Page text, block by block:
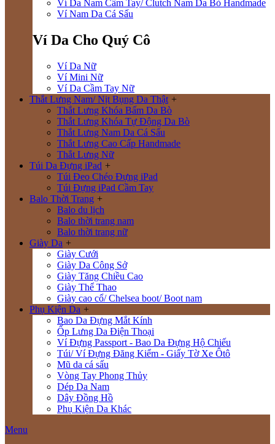
Ví Da Nam Cầm Tay/ Clutch Nam Da Bò Handmade
Ví Nam Da Cá Sấu
Ví Da Cho Quý Cô
Ví Da Nữ
Ví Mini Nữ
Ví Da Cầm Tay Nữ
Thắt Lưng Nam/ Nịt Bụng Da Thật +
Thắt Lưng Khóa Bấm Da Bò
Thắt Lưng Khóa Tự Động Da Bò
Thắt Lưng Nam Da Cá Sấu
Thắt Lưng Cao Cấp Handmade
Thắt Lưng Nữ
Túi Da Đựng iPad +
Túi Đeo Chéo Đựng iPad
Túi Đựng iPad Cầm Tay
Balo Thời Trang +
Balo du lịch
Balo thời trang nam
Balo thời trang nữ
Giày Da +
Giày Cưới
Giày Da Công Sở
Giày Tăng Chiều Cao
Giày Thể Thao
Giày cao cổ/ Chelsea boot/ Boot nam
Phụ Kiện Da +
Bao Da Đựng Mắt Kính
Ốp Lưng Da Điện Thoại
Ví Đựng Passport - Bao Da Đựng Hộ Chiếu
Túi/ Ví Đựng Đăng Kiểm - Giấy Tờ Xe Ôtô
Mũ da cá sấu
Vòng Tay Phong Thủy
Dép Da Nam
Dây Đồng Hồ
Phụ Kiện Da Khác
Menu